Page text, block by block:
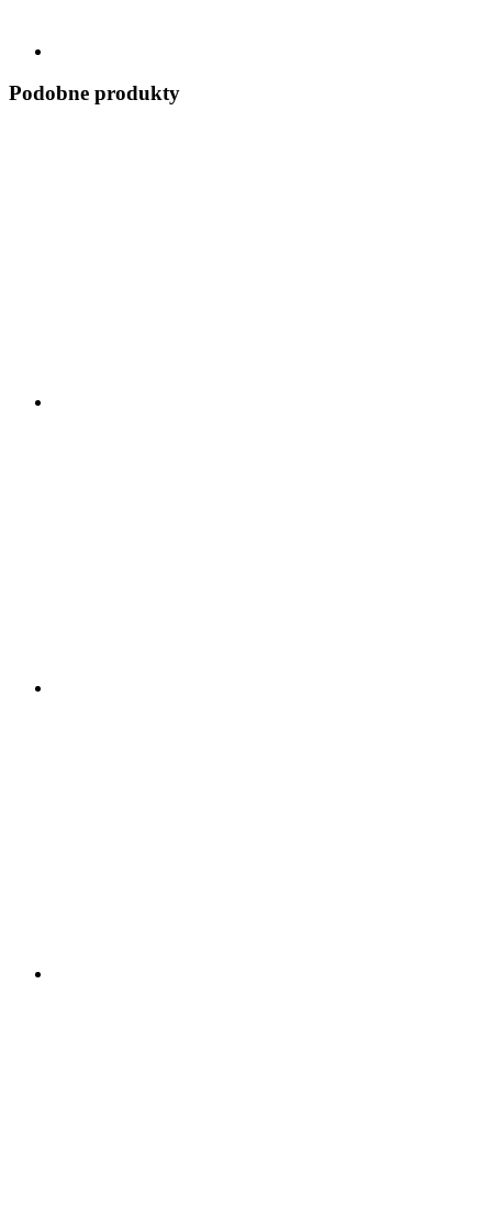
Podobne produkty